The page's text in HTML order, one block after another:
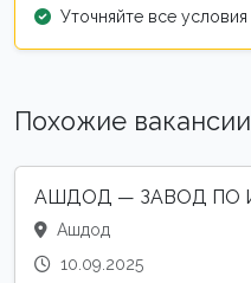
Уточняйте все
Похожие
АШДОД — ЗАВОД ПО
Ашдод
10.09.2025